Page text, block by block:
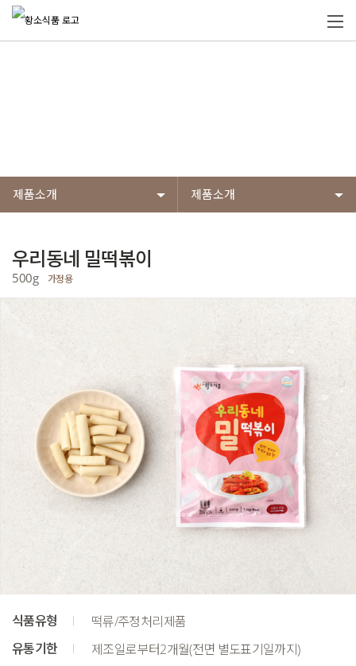
제품소개 제품소개
우리동네 밀떡볶이
500g 가정용
식품유형
떡류/주정처리제품
유통기한
제조일로부터2개월(전면 별도표기일까지)